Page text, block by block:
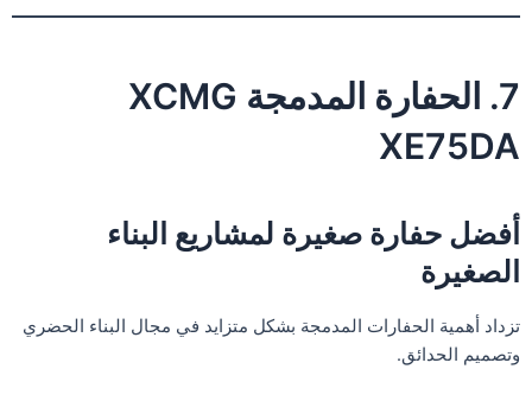
7. الحفارة المدمجة XCMG
XE75DA
أفضل حفارة صغيرة لمشاريع البناء
الصغيرة
تزداد أهمية الحفارات المدمجة بشكل متزايد في مجال البناء الحضري
وتصميم الحدائق.